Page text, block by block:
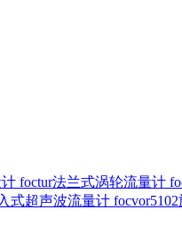
foctur法兰式涡轮流量计
式超声波流量计